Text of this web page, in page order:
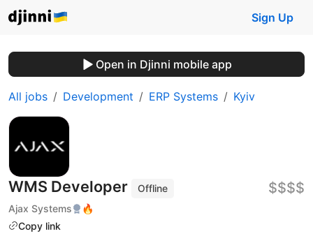
Sign Up
Open in Djinni mobile app
All jobs Development ERP Systems Kyiv
WMS Developer
Offline
Ajax Systems
🔥
Copy link
$$$$